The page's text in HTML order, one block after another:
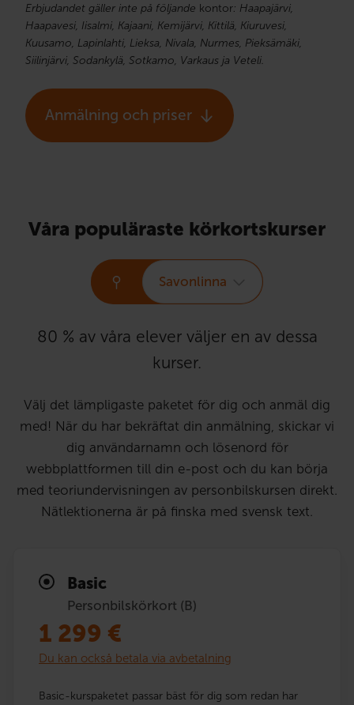
Erbjudandet gäller inte på följande kontor: Haapajärvi,
Haapavesi, Iisalmi, Kajaani, Kemijärvi, Kittilä, Kiuruvesi,
Kuusamo, Lapinlahti, Lieksa, Nivala, Nurmes, Pieksämäki,
Siilinjärvi, Sodankylä, Sotkamo, Varkaus ja Veteli.
Anmälning och priser
Våra populäraste körkortskurser
Savonlinna
80 % av våra elever väljer en av dessa
kurser.
Välj det lämpligaste paketet för dig och anmäl dig
med! När du har bekräftat din anmälning, skickar vi
dig användarnamn och lösenord för
webbplattformen till din e-post och du kan börja
med teoriundervisningen av personbilskursen direkt.
Nätlektionerna är på finska med svensk text.
Basic
Personbilskörkort (B)
1 299 €
Du kan också betala via avbetalning
Basic-kurspaketet passar bäst för dig som redan har